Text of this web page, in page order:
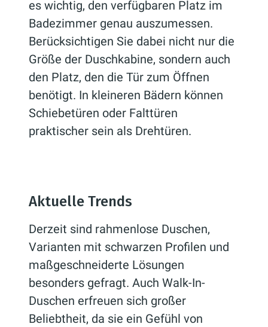
es wichtig, den verfügbaren Platz im
Badezimmer genau auszumessen.
Berücksichtigen Sie dabei nicht nur die
Größe der Duschkabine, sondern auch
den Platz, den die Tür zum Öffnen
benötigt. In kleineren Bädern können
Schiebetüren oder Falttüren
praktischer sein als Drehtüren.
Aktuelle Trends
Derzeit sind rahmenlose Duschen,
Varianten mit schwarzen Profilen und
maßgeschneiderte Lösungen
besonders gefragt. Auch Walk-In-
Duschen erfreuen sich großer
Beliebtheit, da sie ein Gefühl von